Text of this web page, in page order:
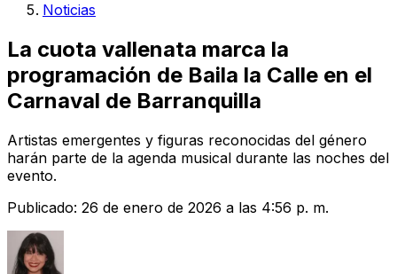
Noticias
La cuota vallenata marca la
programación de Baila la Calle en el
Carnaval de Barranquilla
Artistas emergentes y figuras reconocidas del género
harán parte de la agenda musical durante las noches del
evento.
Publicado: 26 de enero de 2026 a las 4:56 p. m.